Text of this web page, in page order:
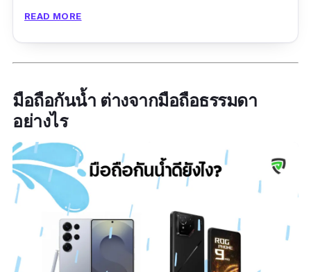
มาตรฐาน IP68 ป้องกันน้ำและฝุ่น ช่วยให้ใช้งาน
จอ CrystalRes AMOLED ขนาด 6.67” ความ
ละเอียด 1.5K พร้อมรีเฟรชเรต 120Hz และความ
สว่างสูงสุด 3000 nits ให้ภาพสดใสแม้กลางแดด
จ้า เหมาะกับสายเล่นเกมและดูวิดีโอ ขับเคลื่อน
ด้วยชิป Dimensity 7300-Ultra (4nm) พร้อม
RAM 12GB + ROM 256GB ใช้งานลื่น เล่นเกมได้
ทุกแนว ประหยัดพลังงาน
กล้องหลัก 200MP พร้อมระบบกันสั่น OIS ถ่ายชัด
แม้ในมือสั่น พร้อมเลนส์ Ultra-Wide และมาโคร
READ MORE
มือถือกันน้ำ ต่างจากมือถือธรรมดา
อย่างไร